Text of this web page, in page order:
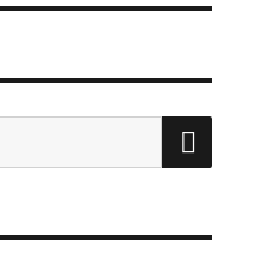
搜